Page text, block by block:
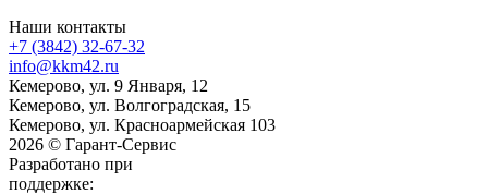
Наши контакты
+7 (3842) 32-67-32
info@kkm42.ru
Кемерово, ул. 9 Января, 12
Кемерово, ул. Волгоградская, 15
Кемерово, ул. Красноармейская 103
2026 © Гарант-Сервис
Разработано при
поддержке: